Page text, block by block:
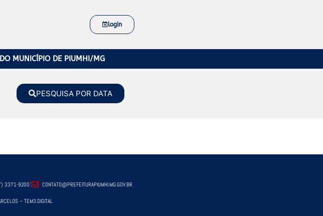
login
MUNICÍPIO DE PIUMHI/MG
PESQUISA POR DATA
3371-9200 CONTATO@PREFEITURAPIUMHI.MG.GOV.BR
– TEM3.DIGITAL